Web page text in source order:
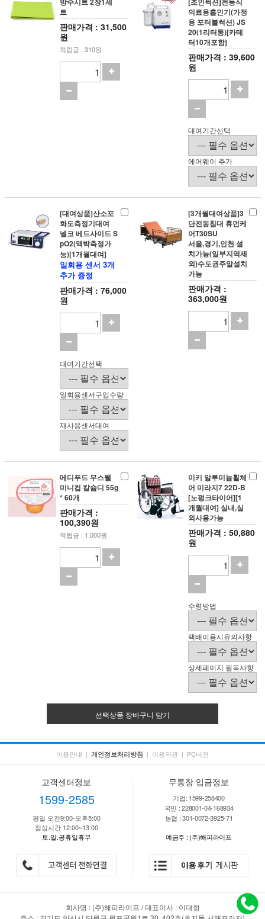
트
판매가격 : 31,500
원
적립금 : 310원
의료용흡인기(가정
용 포터블썩션) JS
20(1리터통)[카테
터10개포함]
판매가격 : 39,600
원
대여기간선택
에어웨이 추가
[대여상품]산소포
화도측정기대여
넬코 베드사이드 S
pO2(맥박측정가
능)[1개월대여]
일회용 센서 3개
추가 증정
판매가격 : 76,000
원
대여기간선택
일회용센서구입수량
재사용센서대여
[3개월대여상품]3
단전동침대 휴먼케
어T30SU
서울,경기,인천 설
치가능(일부지역제
외)수도권주말설치
가능
판매가격 :
363,000원
메디푸드 무스웰
미니컵 칼슘디 55g
* 60개
판매가격 :
100,390원
적립금 : 1,000원
미키 알루미늄휠체
어 미라지7 22D-B
[노펑크타이어][1
개월대여] 실내,실
외사용가능
판매가격 : 50,880
원
수령방법
택배이용시유의사항
상세페이지 필독사항
선택상품 장바구니 담기
이용안내 | 개인정보처리방침 | 이용약관 | PC버전
고객센터정보
1599-2585
평일 오전9:00-오후5:00
점심시간 12:00~13:00
토.일.공휴일휴무
무통장 입금정보
기업: 1599-258400
국민 : 228001-04-168934
농협 : 301-0072-3925-71
예금주 : (주)해피라이프
회사명 : (주)해피라이프 / 대표이사 : 이대형